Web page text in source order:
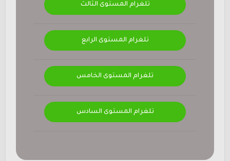
تلغرام المستوى الثالث
تلغرام المستوى الرابع
تلغرام المستوى الخامس
تلغرام المستوى السادس